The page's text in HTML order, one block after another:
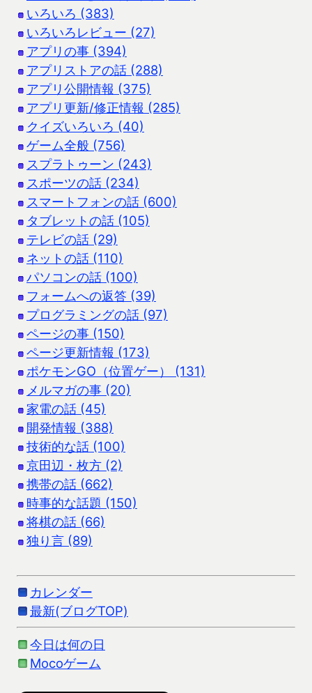
いろいろ (383)
いろいろレビュー (27)
アプリの事 (394)
アプリストアの話 (288)
アプリ公開情報 (375)
アプリ更新/修正情報 (285)
クイズいろいろ (40)
ゲーム全般 (756)
スプラトゥーン (243)
スポーツの話 (234)
スマートフォンの話 (600)
タブレットの話 (105)
テレビの話 (29)
ネットの話 (110)
パソコンの話 (100)
フォームへの返答 (39)
プログラミングの話 (97)
ページの事 (150)
ページ更新情報 (173)
ポケモンGO（位置ゲー） (131)
メルマガの事 (20)
家電の話 (45)
開発情報 (388)
技術的な話 (100)
京田辺・枚方 (2)
携帯の話 (662)
時事的な話題 (150)
将棋の話 (66)
独り言 (89)
カレンダー
最新(ブログTOP)
今日は何の日
Mocoゲーム